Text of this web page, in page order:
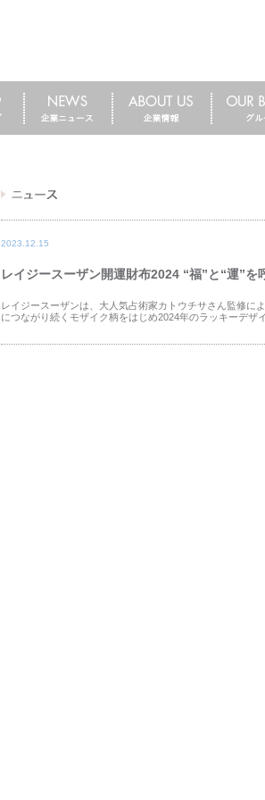
2023.12.15
レイジースーザン開運財布2024 “福”と“運”を
レイジースーザンは、大人気占術家カトウチサさん監修に
につながり続くモザイク柄をはじめ2024年のラッキーデザ